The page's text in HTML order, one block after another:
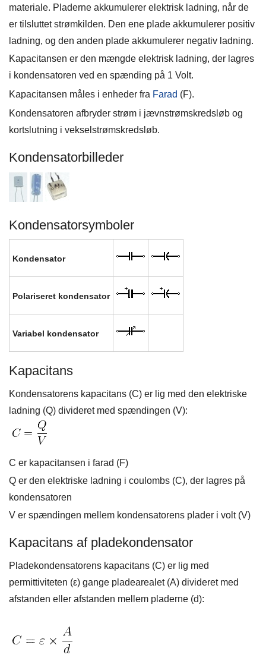
materiale. Pladerne akkumulerer elektrisk ladning, når de
er tilsluttet strømkilden. Den ene plade akkumulerer positiv
ladning, og den anden plade akkumulerer negativ ladning.
Kapacitansen er den mængde elektrisk ladning, der lagres
i kondensatoren ved en spænding på 1 Volt.
Kapacitansen måles i enheder fra Farad (F).
Kondensatoren afbryder strøm i jævnstrømskredsløb og
kortslutning i vekselstrømskredsløb.
Kondensatorbilleder
Kondensatorsymboler
Kondensator
Polariseret kondensator
Variabel kondensator
Kapacitans
Kondensatorens kapacitans (C) er lig med den elektriske
ladning (Q) divideret med spændingen (V):
C er kapacitansen i farad (F)
Q er den elektriske ladning i coulombs (C), der lagres på
kondensatoren
V er spændingen mellem kondensatorens plader i volt (V)
Kapacitans af pladekondensator
Pladekondensatorens kapacitans (C) er lig med
permittiviteten (ε) gange pladearealet (A) divideret med
afstanden eller afstanden mellem pladerne (d):